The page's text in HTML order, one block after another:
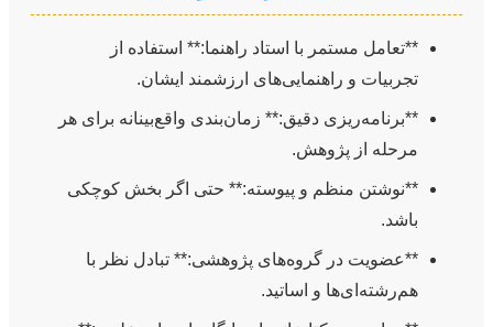
**تعامل مستمر با استاد راهنما:** استفاده از
تجربیات و راهنمایی‌های ارزشمند ایشان.
**برنامه‌ریزی دقیق:** زمان‌بندی واقع‌بینانه برای هر
مرحله از پژوهش.
**نوشتن منظم و پیوسته:** حتی اگر بخش کوچکی
باشد.
**عضویت در گروه‌های پژوهشی:** تبادل نظر با
هم‌رشته‌ای‌ها و اساتید.